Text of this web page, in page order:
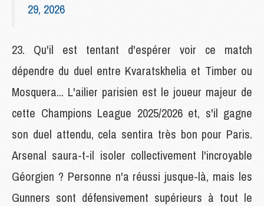
29, 2026
23. Qu'il est tentant d'espérer voir ce match
dépendre du duel entre Kvaratskhelia et Timber ou
Mosquera... L'ailier parisien est le joueur majeur de
cette Champions League 2025/2026 et, s'il gagne
son duel attendu, cela sentira très bon pour Paris.
Arsenal saura-t-il isoler collectivement l'incroyable
Géorgien ? Personne n'a réussi jusque-là, mais les
Gunners sont défensivement supérieurs à tout le